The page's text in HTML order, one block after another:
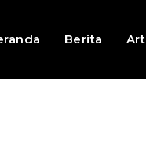
Berita